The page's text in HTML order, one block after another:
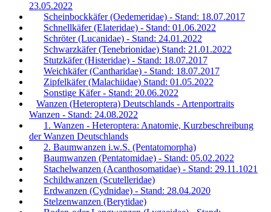
23.05.2022
Scheinbockkäfer (Oedemeridae) - Stand: 18.07.2017
Schnellkäfer (Elateridae) - Stand: 01.06.2022
Schröter (Lucanidae) - Stand: 24.01.2022
Schwarzkäfer (Tenebrionidae) Stand: 21.01.2022
Stutzkäfer (Histeridae) - Stand: 18.07.2017
Weichkäfer (Cantharidae) - Stand: 18.07.2017
Zipfelkäfer (Malachiidae) Stand: 01.05.2022
Sonstige Käfer - Stand: 20.06.2022
Wanzen (Heteroptera) Deutschlands - Artenportraits
Wanzen - Stand: 24.08.2022
1. Wanzen - Heteroptera: Anatomie, Kurzbeschreibung
der Wanzen Deutschlands
2. Baumwanzen i.w.S. (Pentatomorpha)
Baumwanzen (Pentatomidae) - Stand: 05.02.2022
Stachelwanzen (Acanthosomatidae) - Stand: 29.11.1021
Schildwanzen (Scutelleridae)
Erdwanzen (Cydnidae) - Stand: 28.04.2020
Stelzenwanzen (Berytidae)